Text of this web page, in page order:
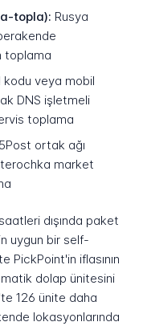
topla): Rusya
toplama
kodu veya mobil
DNS işletmeli
toplama
5Post ortak ağı
market
dışında paket
uygun bir self-
PickPoint'in iflasının
dolap ünitesini
126 ünite daha
lokasyonlarında